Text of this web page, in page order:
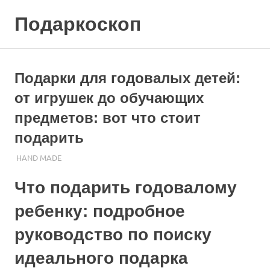
Подаркоскоп
подарить
Подарки для годовалых детей:
от игрушек до обучающих
предметов: вот что стоит
подарить
25.10.2023
ПОДАРЧЕК
HAND MADE
Что подарить годовалому
ребенку: подробное
руководство по поиску
идеального подарка